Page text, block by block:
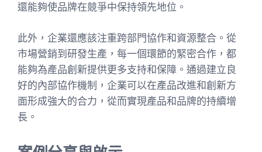
還能夠使品牌在競爭中保持領先地位。
此外，企業還應該注重跨部門協作和資源整合。從
市場營銷到研發生產，每一個環節的緊密合作，都
能夠為產品創新提供更多支持和保障。通過建立良
好的內部協作機制，企業可以在產品改進和創新方
面形成強大的合力，從而實現產品和品牌的持續增
長。